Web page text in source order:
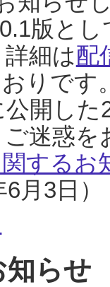
版と
細は配
りです
開し
迷惑
するお
月3日）
知らせ